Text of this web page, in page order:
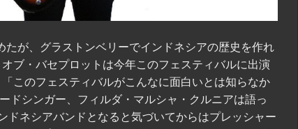
が、グラストンベリーでインドネシアの歴史を作れ
ブ・バセプロットは今年このフェスティバルに出演
このフェスティバルがこんなに面白いとは知らなか
ドシンガー、フィルダ・マルシャ・クルニアは語っ
ドネシアバンドとなると気づいてからはプレッシャー